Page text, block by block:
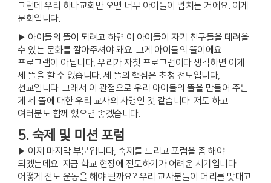
그런데 우리 하나교회만 오면 너무 아이들이 넘치는 거에요. 이게
문화입니다.
▶ 아이들의 뜰이 되려고 하면 이 아이들이 자기 친구들을 데려올
수 있는 문화를 깔아주셔야 돼요. 그게 아이들의 뜰이에요.
프로그램이 아닙니다, 우리가 자칫 프로그램이다 생각하면 이게
세 뜰을 할 수 없습니다. 세 뜰의 핵심은 초청 전도입니다,
선교입니다. 그래서 이 관점으로 우리 아이들의 뜰을 만들어 주는
게 세 뜰에 대한 우리 교사의 사명인 것 같습니다. 저도 하고
여러분도 함께 했으면 좋겠습니다.
5. 숙제 및 미션 포럼
▶ 이제 마지막 부분입니다, 숙제를 드리고 포럼을 좀 해야
되겠는데요. 지금 학교 현장에 전도하기가 어려운 시기입니다.
어떻게 전도 운동을 해야 될까요? 우리 교사분들이 머리를 맞대고